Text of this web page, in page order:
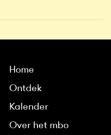
Home
Ontdek
Kalender
Over het mbo